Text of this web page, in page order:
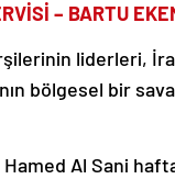
– BARTU
liderleri,
bölgesel bir
Al Sani